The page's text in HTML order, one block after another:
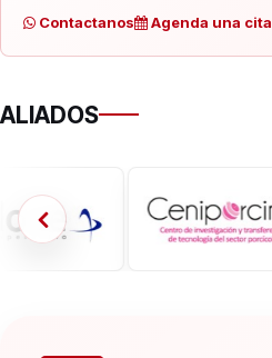
Contactanos Agenda una cita
ALIADOS